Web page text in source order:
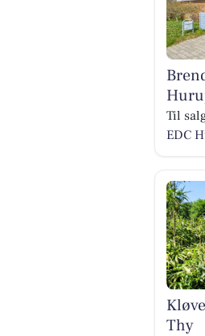
Til
EDC
Thy